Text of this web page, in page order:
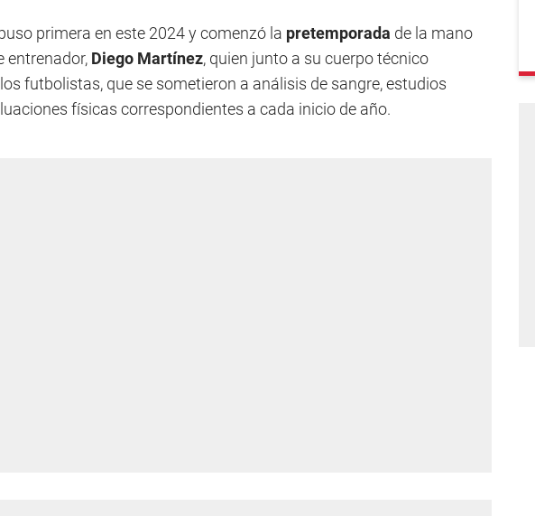
primera en este 2024 y comenzó la pretemporada de la mano
entrenador, Diego Martínez, quien junto a su cuerpo técnico
futbolistas, que se sometieron a análisis de sangre, estudios
físicas correspondientes a cada inicio de año.